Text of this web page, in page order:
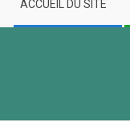
ACCUEIL DU SITE